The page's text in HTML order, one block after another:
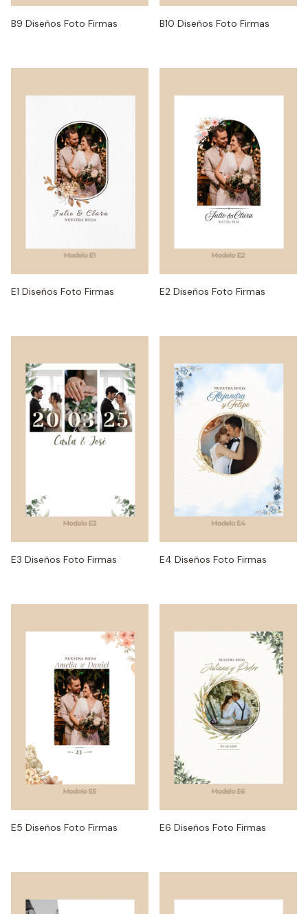
B9 Diseños Foto Firmas B10 Diseños Foto Firmas
E1 Diseños Foto Firmas E2 Diseños Foto Firmas
E3 Diseños Foto Firmas E4 Diseños Foto Firmas
E5 Diseños Foto Firmas E6 Diseños Foto Firmas